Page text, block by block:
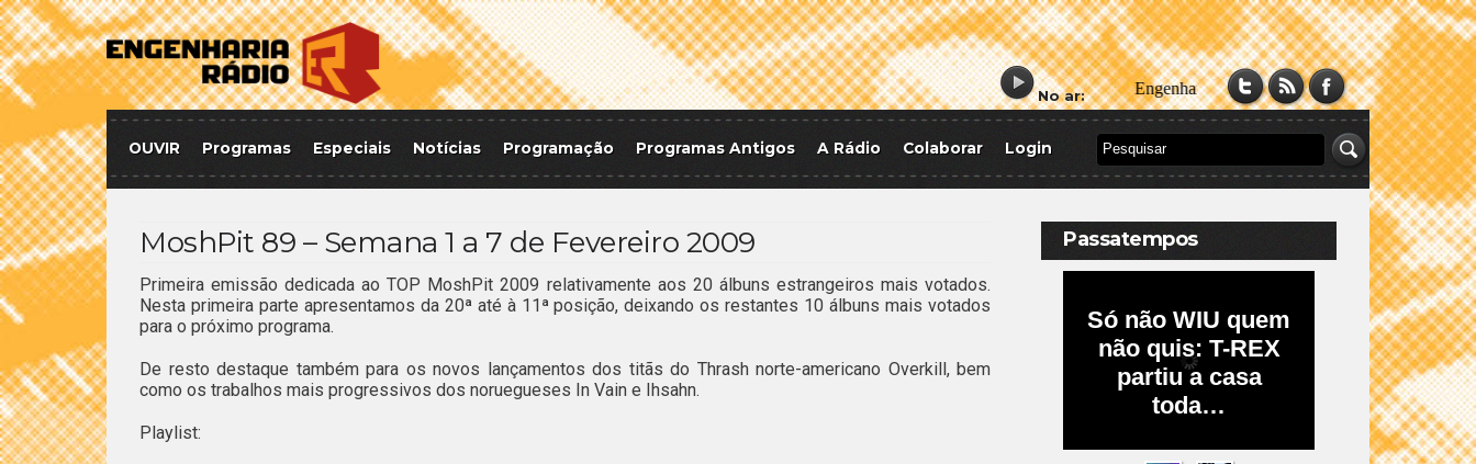
No ar:
OUVIR Programas Especiais Notícias Programação Programas Antigos A Rádio Colaborar Login
MoshPit 89 – Semana 1 a 7 de Fevereiro 2009
Primeira emissão dedicada ao TOP MoshPit 2009 relativamente aos 20 álbuns estrangeiros mais votados.
Nesta primeira parte apresentamos da 20ª até à 11ª posição, deixando os restantes 10 álbuns mais votados
para o próximo programa.
De resto destaque também para os novos lançamentos dos titãs do Thrash norte-americano Overkill, bem
como os trabalhos mais progressivos dos noruegueses In Vain e Ihsahn.
Playlist:
Passatempos